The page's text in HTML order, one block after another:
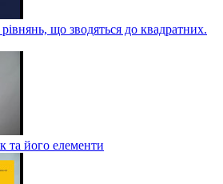
що зводяться до квадратних.
та його елементи